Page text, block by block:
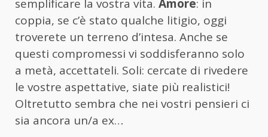
semplificare la vostra vita. Amore: in
coppia, se c’è stato qualche litigio, oggi
troverete un terreno d’intesa. Anche se
questi compromessi vi soddisferanno solo
a metà, accettateli. Soli: cercate di rivedere
le vostre aspettative, siate più realistici!
Oltretutto sembra che nei vostri pensieri ci
sia ancora un/a ex…